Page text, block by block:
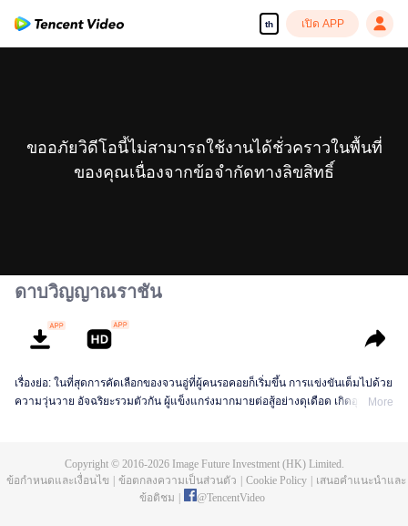
th เปิด APP
ขออภัยวิดีโอนี้ไม่สามารถใช้งานได้ชั่วคราวในพื้นที่
ของคุณเนื่องจากข้อจำกัดทางลิขสิทธิ์
ดาบวิญญาณราชัน
เรื่องย่อ: ในที่สุดการคัดเลือกของจวนอู่ที่ผู้คนรอคอยก็เริ่มขึ้น การแข่งขันเต็มไปด้วย
ความวุ่นวาย อัจฉริยะรวมตัวกัน ผู้แข็งแกร่งมากมายต่อสู้อย่างดุเดือด เกิดอุบัติเหตุ
การลอบสังหารที่ไม่อาจคาดเดานี้ได้อย่างไร
More
Copyright © 2016-2026Image Future Investment (HK) Limited.
ข้อกำหนดและเงื่อนไข
ข้อตกลงความเป็นส่วนตัว Cookie Policy
เสนอคำแนะนำและ
ข้อติชม
@TencentVideo